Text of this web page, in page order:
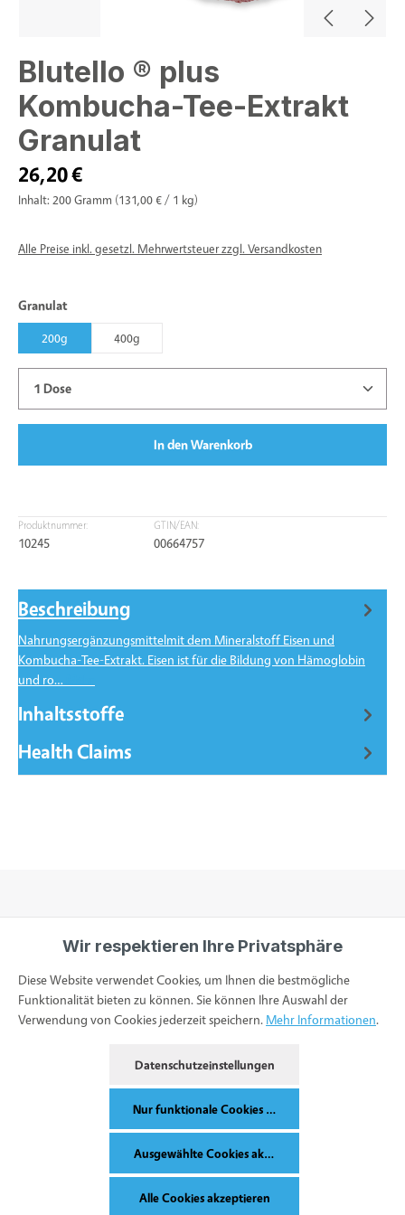
Blutello ® plus
Kombucha-Tee-Extrakt
Granulat
26,20 €
Inhalt: 200 Gramm (131,00 € / 1 kg)
Alle Preise inkl. gesetzl. Mehrwertsteuer zzgl. Versandkosten
Granulatauswählen
200g 400g
Produkt Anzahl: Gib den gewünschten Wert ein oder
In den Warenkorb
Produktnummer:
10245
GTIN/EAN:
00664757
Beschreibung
Nahrungsergänzungsmittelmit dem Mineralstoff Eisen und
Kombucha-Tee-Extrakt. Eisen ist für die Bildung von Hämoglobin
und ro…
Inhaltsstoffe
Health Claims
Informationen
Nachnahmegebühren, wenn nicht anders angegeben.
Wir respektieren Ihre Privatsphäre
Diese Website verwendet Cookies, um Ihnen die bestmögliche
Funktionalität bieten zu können. Sie können Ihre Auswahl der
Verwendung von Cookies jederzeit speichern. Mehr Informationen.
Datenschutzeinstellungen
Nur funktionale Cookies akzeptieren
Ausgewählte Cookies akzeptieren
Alle Cookies akzeptieren